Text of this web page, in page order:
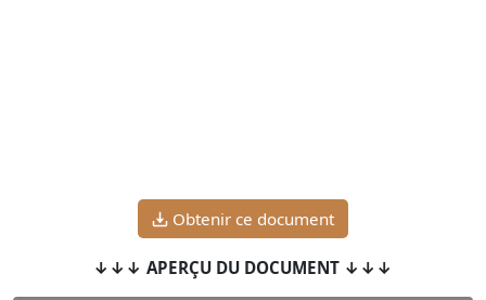
Obtenir ce document
↓↓↓ APERÇU DU DOCUMENT ↓↓↓